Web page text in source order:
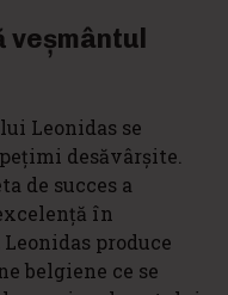
veșmântul
Leonidas se
desăvârșite.
de succes a
în
produce
belgiene ce se